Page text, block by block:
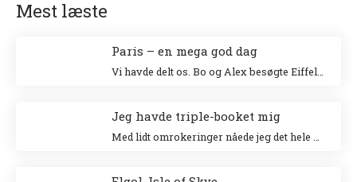
Mest læste
Paris – en mega god dag
Jeg havde triple-booket mig